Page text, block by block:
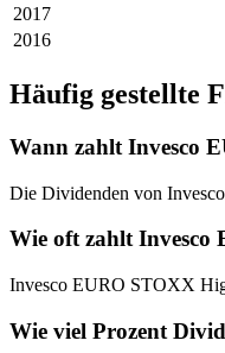
2017
2016
Häufig gestellte
Wann zahlt Invesco
Die Dividenden von
Wie oft zahlt
Invesco EURO STOXX
Wie viel Prozent